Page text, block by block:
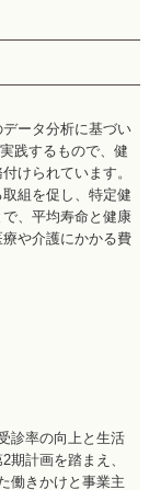
ータ分析に基づい
践するもので、健
けられています。
組を促し、特定健
、平均寿命と健康
や介護にかかる費
診率の向上と生活
期計画を踏まえ、
働きかけと事業主